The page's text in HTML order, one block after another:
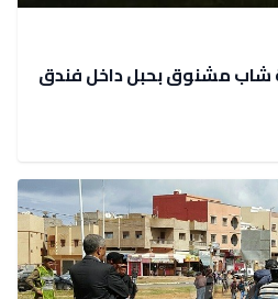
شاب مشنوق بحبل داخل فندق